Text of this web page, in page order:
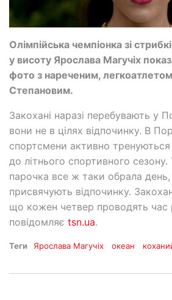
Олімпійська чемпіонка зі
у висоту Ярослава Магучіх
фото з нареченим,
Степановим.
Закохані наразі перебувають у
вони не в цілях відпочинку. В
спортсмени активно
до літнього спортивного
парочка все ж таки обрала
присвячують відпочинку.
що кожен четвер проводять час
повідомляє tsn.ua.
Теги Ярослава Магучіх океан